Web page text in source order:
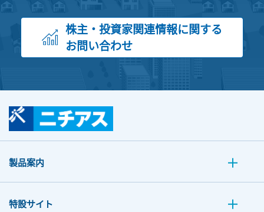
株主・投資家関連情報に関する
お問い合わせ
製品案内
特設サイト